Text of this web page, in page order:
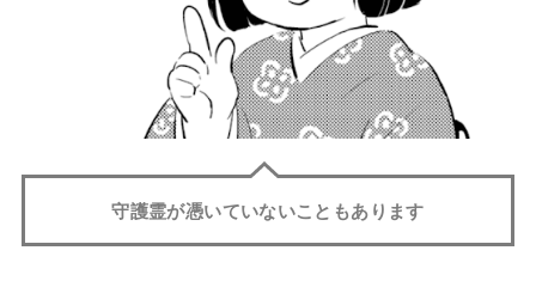
守護霊が憑いていないこともあります